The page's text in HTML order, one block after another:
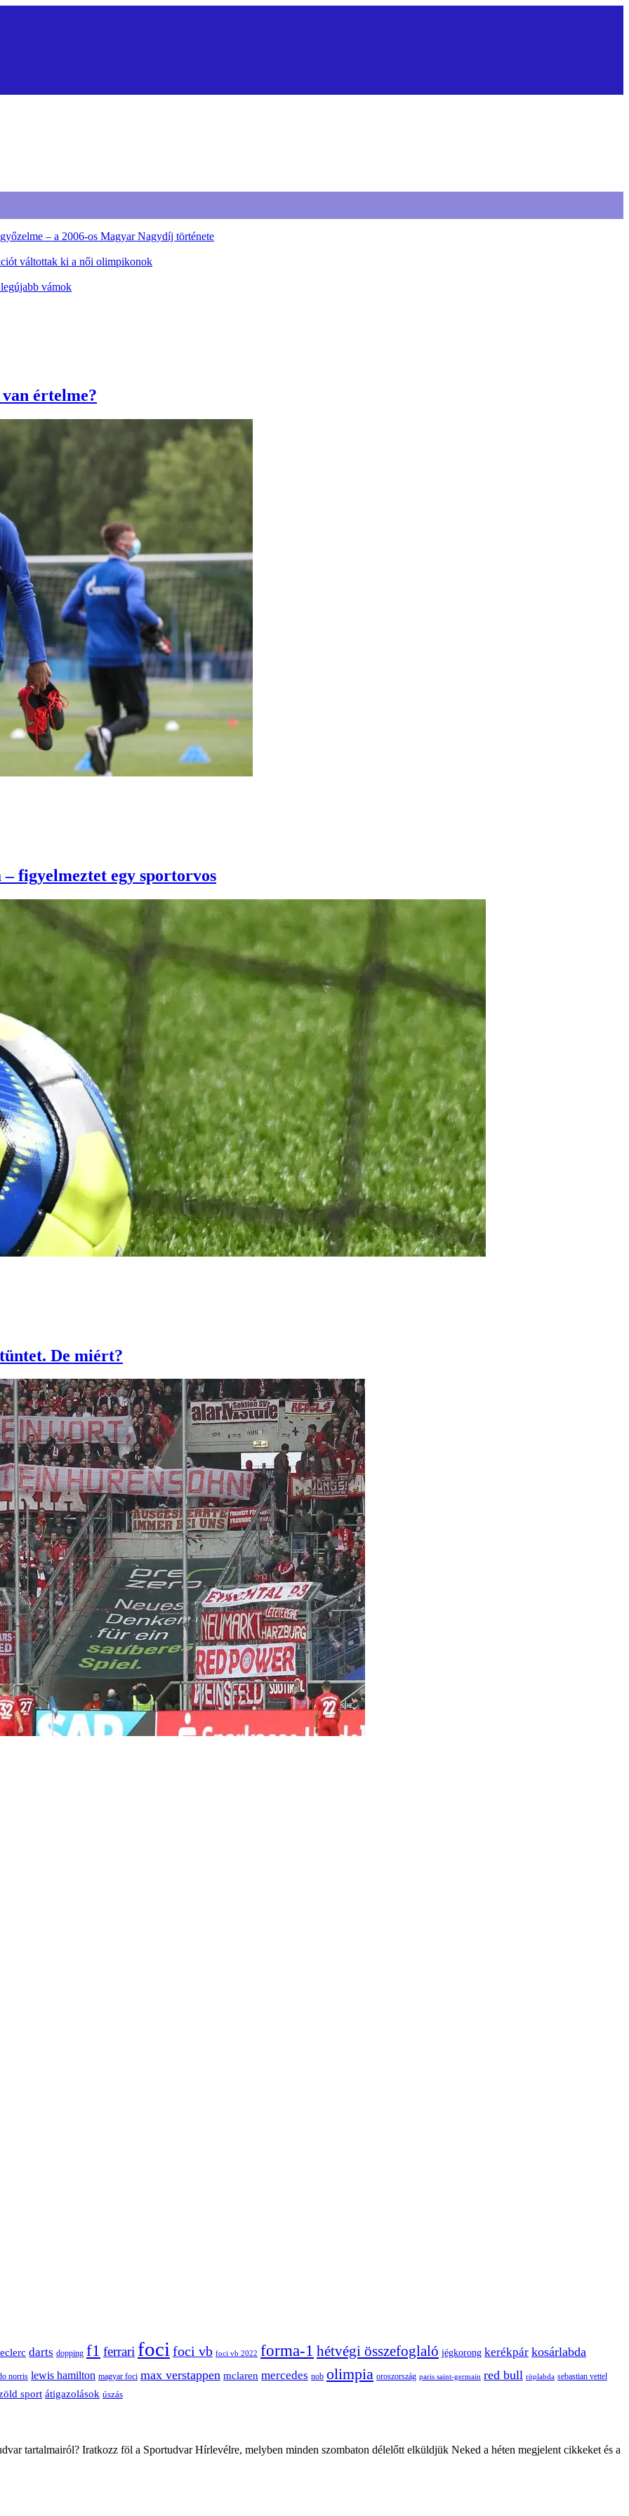
– a 2006-os Magyar Nagydíj története
váltottak ki a női olimpikonok
vámok
értelme?
figyelmeztet egy sportorvos
De miért?
darts dopping f1 ferrari foci foci vb foci vb 2022 forma-1 hétvégi összefoglaló jégkorong kerékpár kosárlabda
norris lewis hamilton magyar foci max verstappen mclaren mercedes nob olimpia oroszország paris saint-germain red bull röplabda sebastian vettel
sport átigazolások úszás
tartalmairól? Iratkozz föl a Sportudvar Hírlevélre, melyben minden szombaton délelőtt elküldjük Neked a héten megjelent cikkeket és a